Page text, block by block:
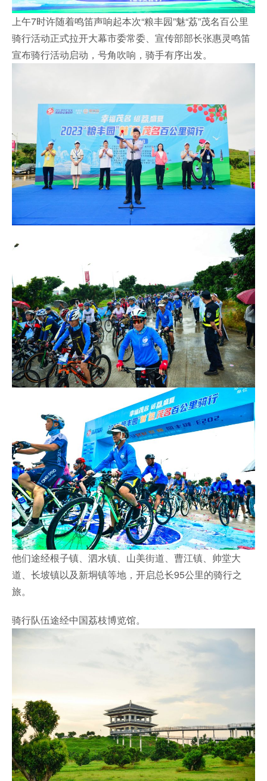
上午7时许随着鸣笛声响起本次“粮丰园”魅“荔”茂名百公里
骑行活动正式拉开大幕市委常委、宣传部部长张惠灵鸣笛
宣布骑行活动启动，号角吹响，骑手有序出发。
他们途经根子镇、泗水镇、山美街道、曹江镇、帅堂大
道、长坡镇以及新垌镇等地，开启总长95公里的骑行之
旅。
骑行队伍途经中国荔枝博览馆。